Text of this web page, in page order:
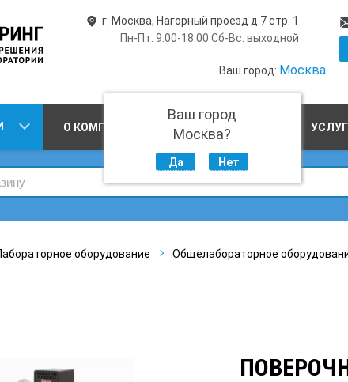
г. Москва, Нагорный проезд д.7 стр. 1
Пн-Пт: 9:00-18:00 Сб-Вс: выходной
Ваш город: Москва
Ваш город
Москва?
Да Нет
О КОМПАНИИ ПРОИЗВОДСТВО
оборудование Общелабораторное